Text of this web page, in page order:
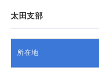
太田支部
所在地